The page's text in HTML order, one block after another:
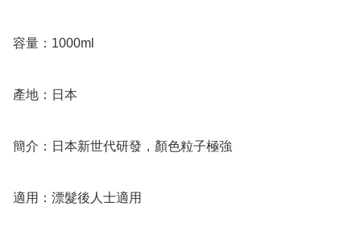
容量：1000ml
產地：日本
簡介：日本新世代研發，顏色粒子極強
適用：漂髮後人士適用